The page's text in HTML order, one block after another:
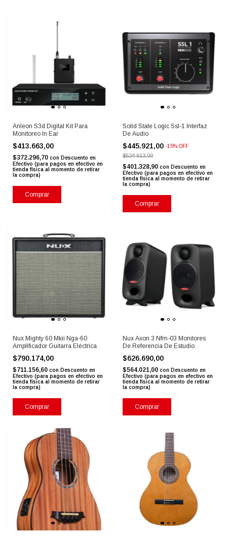
Anleon S3d Digital Kit Para
Monitoreo In Ear
$413.663,00
$372.296,70 con Descuento en
Efectivo (para pagos en efectivo en
tienda física al momento de retirar
la compra)
Solid State Logic Ssl-1 Interfaz
De Audio
$445.921,00 -15% OFF
$524.613,00
$401.328,90 con Descuento en
Efectivo (para pagos en efectivo en
tienda física al momento de retirar
la compra)
Comprar
Nux Mighty 60 Mkii Nga-60
Amplificador Guitarra Eléctrica
$790.174,00
$711.156,60 con Descuento en
Efectivo (para pagos en efectivo en
tienda física al momento de retirar
la compra)
Comprar
Nux Axon 3 Nfm-03 Monitores
De Referencia De Estudio
$626.690,00
$564.021,00 con Descuento en
Efectivo (para pagos en efectivo en
tienda física al momento de retirar
la compra)
Comprar